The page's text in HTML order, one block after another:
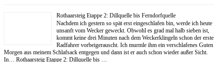
Rothaarsteig Etappe 2: Dillquelle bis Ferndorfquelle
Nachdem ich gestern so spät erst eingeschlafen bin, werde ich heute
unsanft vom Wecker geweckt. Obwohl es grad mal halb sieben ist,
kommt keine drei Minuten nach dem Weckerklingeln schon der erste
Radfahrer vorbeigerauscht. Ich murmle ihm ein verschlafenes Guten
Morgen aus meinem Schlafsack entgegen und dann ist er auch schon wieder außer Sicht.
In… Rothaarsteig Etappe 2: Dillquelle bis …